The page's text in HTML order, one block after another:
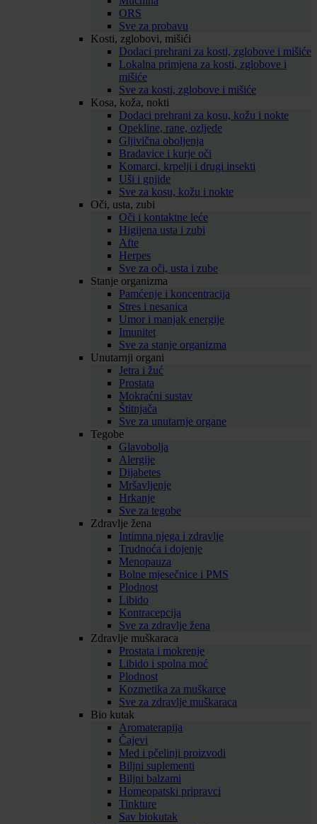
ORS
Sve za probavu
Kosti, zglobovi, mišići
Dodaci prehrani za kosti, zglobove i mišiće
Lokalna primjena za kosti, zglobove i
mišiće
Sve za kosti, zglobove i mišiće
Kosa, koža, nokti
Dodaci prehrani za kosu, kožu i nokte
Opekline, rane, ozljede
Gljivična oboljenja
Bradavice i kurje oči
Komarci, krpelji i drugi insekti
Uši i gnjide
Sve za kosu, kožu i nokte
Oči, usta, zubi
Oči i kontaktne leće
Higijena usta i zubi
Afte
Herpes
Sve za oči, usta i zube
Stanje organizma
Pamćenje i koncentracija
Stres i nesanica
Umor i manjak energije
Imunitet
Sve za stanje organizma
Unutarnji organi
Jetra i žuć
Prostata
Mokraćni sustav
Štitnjača
Sve za unutarnje organe
Tegobe
Glavobolja
Alergije
Dijabetes
Mršavljenje
Hrkanje
Sve za tegobe
Zdravlje žena
Intimna njega i zdravlje
Trudnoća i dojenje
Menopauza
Bolne mjesečnice i PMS
Plodnost
Libido
Kontracepcija
Sve za zdravlje žena
Zdravlje muškaraca
Prostata i mokrenje
Libido i spolna moć
Plodnost
Kozmetika za muškarce
Sve za zdravlje muškaraca
Bio kutak
Aromaterapija
Čajevi
Med i pčelinji proizvodi
Biljni suplementi
Biljni balzami
Homeopatski pripravci
Tinkture
Sav biokutak